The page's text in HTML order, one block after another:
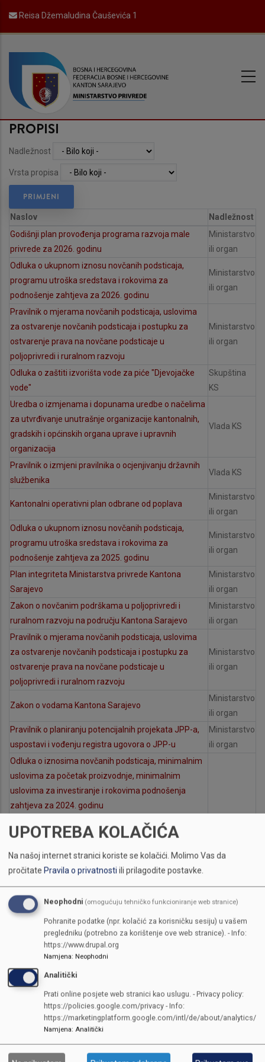
main
content
Reisa Džemaludina Čauševića 1
PROPISI
Nadležnost
Vrsta propisa
Naslov
Nadležnost
Godišnji plan provođenja programa razvoja male
privrede za 2026. godinu
Ministarstvo
ili organ
Odluka o ukupnom iznosu novčanih podsticaja,
programu utroška sredstava i rokovima za
podnošenje zahtjeva za 2026. godinu
Ministarstvo
ili organ
Pravilnik o mjerama novčanih podsticaja, uslovima
za ostvarenje novčanih podsticaja i postupku za
ostvarenje prava na novčane podsticaje u
poljoprivredi i ruralnom razvoju
Ministarstvo
ili organ
Odluka o zaštiti izvorišta vode za piće "Djevojačke
vode"
Skupština
KS
Uredba o izmjenama i dopunama uredbe o načelima
za utvrđivanje unutrašnje organizacije kantonalnih,
gradskih i općinskih organa uprave i upravnih
organizacija
Vlada KS
Pravilnik o izmjeni pravilnika o ocjenjivanju državnih
službenika
Vlada KS
Kantonalni operativni plan odbrane od poplava
Ministarstvo
ili organ
Odluka o ukupnom iznosu novčanih podsticaja,
programu utroška sredstava i rokovima za
podnošenje zahtjeva za 2025. godinu
Ministarstvo
ili organ
Plan integriteta Ministarstva privrede Kantona
Sarajevo
Ministarstvo
ili organ
Zakon o novčanim podrškama u poljoprivredi i
ruralnom razvoju na području Kantona Sarajevo
Ministarstvo
ili organ
Pravilnik o mjerama novčanih podsticaja, uslovima
za ostvarenje novčanih podsticaja i postupku za
ostvarenje prava na novčane podsticaje u
poljoprivredi i ruralnom razvoju
Ministarstvo
ili organ
Zakon o vodama Kantona Sarajevo
Ministarstvo
ili organ
Pravilnik o planiranju potencijalnih projekata JPP-a,
uspostavi i vođenju registra ugovora o JPP-u
Ministarstvo
ili organ
Odluka o iznosima novčanih podsticaja, minimalnim
uslovima za početak proizvodnje, minimalnim
uslovima za investiranje i rokovima podnošenja
zahtjeva za 2024. godinu
Pravilnik o poklonima i reprezentaciji u Ministarstvu
privrede KS
Pravilnik o materijalnom poslovanju u Ministarstvu
privrede KS
Pravilnik o materijalnom poslovanju u Ministarstvu
privrede KS
Pravilnik o internim kontrolama i internim kontrolnim
postupcima u Ministarstvu privrede KS
Pravilnik o javnim nabavkama u Ministarstvu
Pravilnik o stručnom usavršavanju zaposlenika
Ministarstva privrede KS
PAGINATION
CURRENT
PAGE
STRANA
2 STRANA
3 STRANA STRANA STRANASTRANA
7 STRANA
STRANA
9 …
NEXT
››
LAST
LAST »
UPOTREBA KOLAČIĆA
Na našoj internet stranici koriste se kolačići. Molimo Vas da
pročitate Pravila o privatnostiili prilagodite postavke.
Neophodni (omogućuju tehničko funkcioniranje web stranice)
Pohranite podatke (npr. kolačić za korisničku sesiju) u vašem
pregledniku (potrebno za korištenje ove web stranice). - Info:
https://www.drupal.org
Namjena: Neophodni
Analitički
Prati online posjete web stranici kao uslugu. - Privacy policy:
https://policies.google.com/privacy - Info:
https://marketingplatform.google.com/intl/de/about/analytics/
Namjena: Analitički